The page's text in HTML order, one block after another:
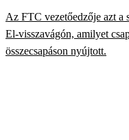
Az FTC vezetőedzője azt a
El-visszavágón, amilyet
összecsapáson nyújtott.